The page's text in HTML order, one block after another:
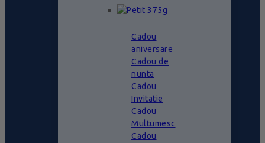
Cadou
aniversare
Cadou de
nunta
Cadou
Invitatie
Cadou
Multumesc
Cadou